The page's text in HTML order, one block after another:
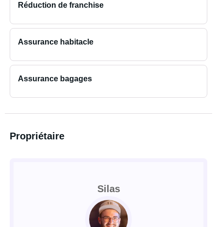
Réduction de franchise
Assurance habitacle
Assurance bagages
Propriétaire
Silas